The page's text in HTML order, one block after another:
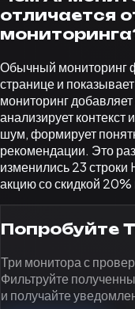
отличается
Обычный мониторинг
странице и
мониторинг
анализирует контекст
шум, формирует
рекомендации. Это
изменились 23 строки
акцию со скидкой
Попробуйте
Три монитора с
Фильтруйте
и получайте